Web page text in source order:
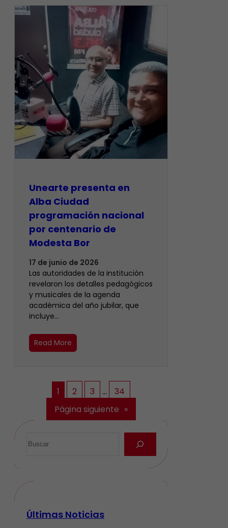
​Unearte presenta en
Alba Ciudad
programación nacional
por centenario de
Modesta Bor
17 de junio de 2026
Las autoridades de la institución
revelaron los detalles pedagógicos
y musicales de la agenda
académica del año jubilar, que
incluye…
Read More
1 2 3 …
34
Página siguiente »
Últimas Noticias